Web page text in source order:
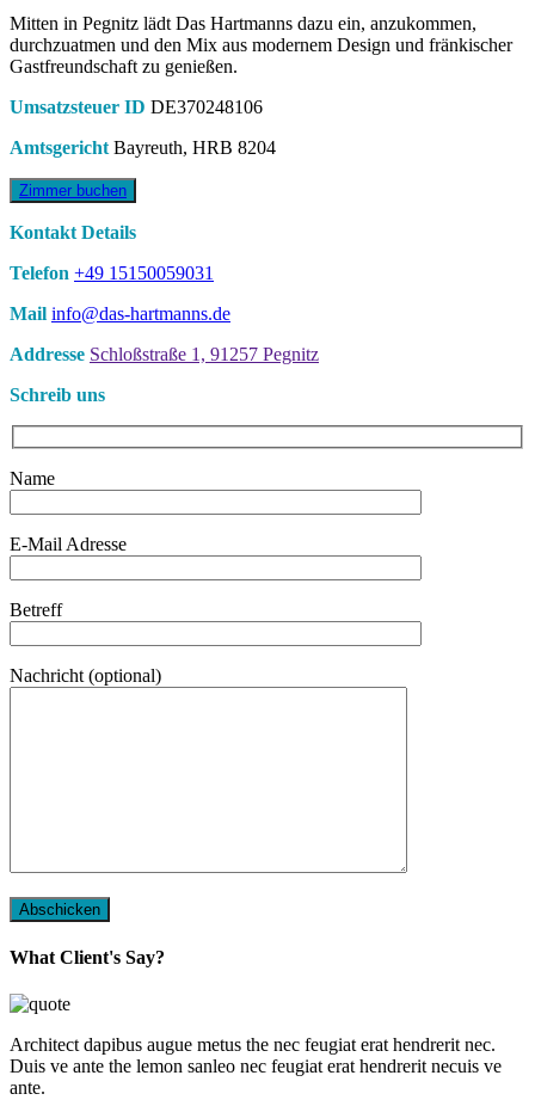
Mitten in Pegnitz lädt Das Hartmanns dazu ein, anzukommen,
durchzuatmen und den Mix aus modernem Design und fränkischer
Gastfreundschaft zu genießen.
Umsatzsteuer ID DE370248106
Amtsgericht Bayreuth, HRB 8204
Zimmer buchen
Kontakt Details
Telefon +49 15150059031
Mail info@das-hartmanns.de
Addresse Schloßstraße 1, 91257 Pegnitz
Schreib uns
Name
E-Mail Adresse
Betreff
Nachricht (optional)
Abschicken
What Client's Say?
Architect dapibus augue metus the nec feugiat erat hendrerit nec.
Duis ve ante the lemon sanleo nec feugiat erat hendrerit necuis ve
ante.